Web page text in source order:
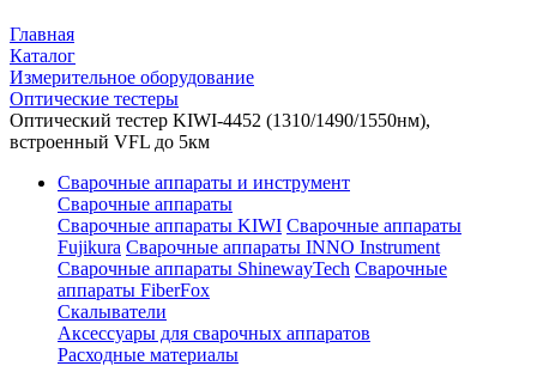
Главная
Каталог
Измерительное оборудование
Оптические тестеры
Оптический тестер KIWI-4452 (1310/1490/1550нм),
встроенный VFL до 5км
Сварочные аппараты и инструмент
Сварочные аппараты
Сварочные аппараты KIWI Сварочные аппараты
Fujikura Сварочные аппараты INNO Instrument
Сварочные аппараты ShinewayTech Cварочные
аппараты FiberFox
Скалыватели
Аксессуары для сварочных аппаратов
Расходные материалы